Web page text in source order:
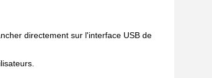
directement sur l'interface USB de